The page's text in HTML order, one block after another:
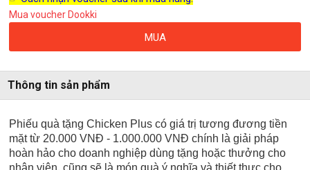
Mua voucher Dookki
MUA
Thông tin sản phẩm
Phiếu quà tặng Chicken Plus có giá trị tương đương tiền
mặt từ 20.000 VNĐ - 1.000.000 VNĐ chính là giải pháp
hoàn hảo cho doanh nghiệp dùng tặng hoặc thưởng cho